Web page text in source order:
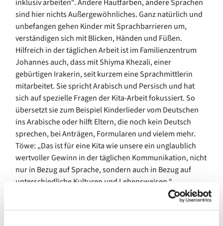
inklusiv arbeiten“. Andere Hautfarben, andere Sprachen
sind hier nichts Außergewöhnliches. Ganz natürlich und
unbefangen gehen Kinder mit Sprachbarrieren um,
verständigen sich mit Blicken, Händen und Füßen.
Hilfreich in der täglichen Arbeit ist im Familienzentrum
Johannes auch, dass mit Shiyma Khezali, einer
gebürtigen Irakerin, seit kurzem eine Sprachmittlerin
mitarbeitet. Sie spricht Arabisch und Persisch und hat
sich auf spezielle Fragen der Kita-Arbeit fokussiert. So
übersetzt sie zum Beispiel Kinderlieder vom Deutschen
ins Arabische oder hilft Eltern, die noch kein Deutsch
sprechen, bei Anträgen, Formularen und vielem mehr.
Töwe: „Das ist für eine Kita wie unsere ein unglaublich
wertvoller Gewinn in der täglichen Kommunikation, nicht
nur in Bezug auf Sprache, sondern auch in Bezug auf
unterschiedliche Kulturen und Lebensweisen.“
Joyce Shekalaghe, ihren sansibarischen Gast, haben die
Kinder im Familienzentrum Johannes schnell ins Herz